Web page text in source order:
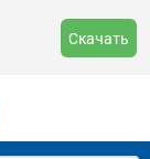
Скачать